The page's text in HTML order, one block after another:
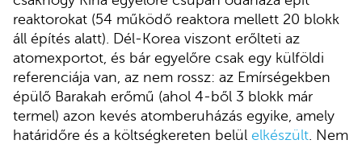
reaktorokat (54 működő reaktora mellett 20 blokk
áll építés alatt). Dél-Korea viszont erőlteti az
atomexportot, és bár egyelőre csak egy külföldi
referenciája van, az nem rossz: az Emírségekben
épülő Barakah erőmű (ahol 4-ből 3 blokk már
termel) azon kevés atomberuházás egyike, amely
határidőre és a költségkereten belül elkészült . Nem